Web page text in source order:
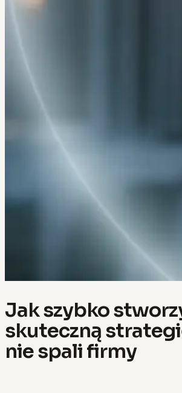
Jak szybko
skuteczną
nie spali firmy